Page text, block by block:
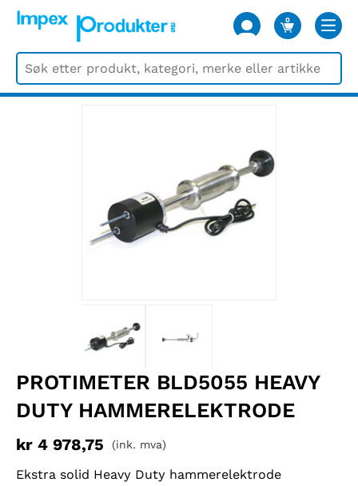
0
VARER
PROTIMETER BLD5055 HEAVY
DUTY HAMMERELEKTRODE
kr 4 978,75 (ink. mva)
Ekstra solid Heavy Duty hammerelektrode